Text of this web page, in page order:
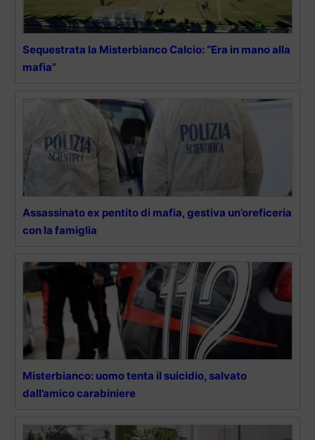
Sequestrata la Misterbianco Calcio: “Era in mano alla
mafia”
Assassinato ex pentito di mafia, gestiva un’oreficeria
con la famiglia
Misterbianco: uomo tenta il suicidio, salvato
dall’amico carabiniere